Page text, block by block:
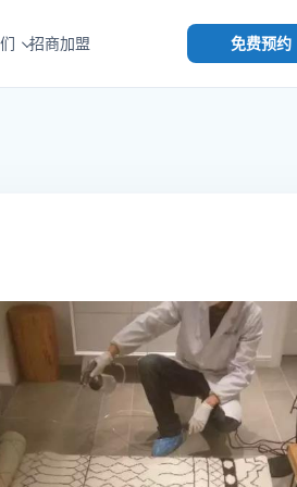
招商加盟 免费预约